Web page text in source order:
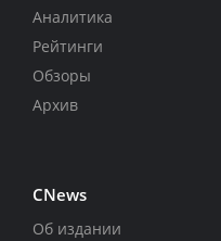
Аналитика
Рейтинги
Обзоры
Архив
CNews
Об издании